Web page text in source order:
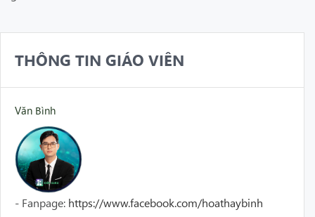
THÔNG TIN GIÁO VIÊN
Văn Bình
- Fanpage: https://www.facebook.com/hoathaybinh